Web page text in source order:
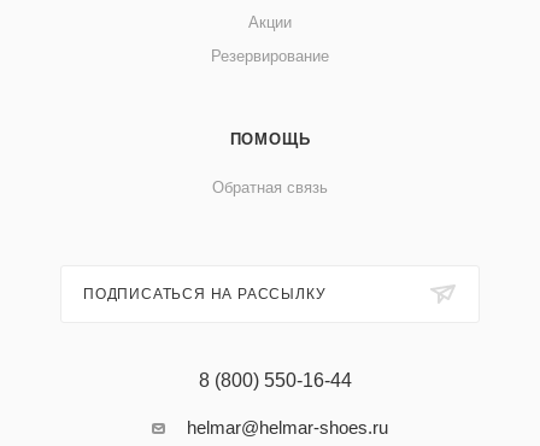
Акции
Резервирование
ПОМОЩЬ
Обратная связь
ПОДПИСАТЬСЯ НА РАССЫЛКУ
8 (800) 550-16-44
helmar@helmar-shoes.ru